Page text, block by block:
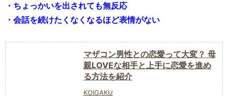
・ちょっかいを出されても無反応
・会話を続けたくなくなるほど表情がない
マザコン男性との恋愛って大変？ 母
親LOVEな相手と上手に恋愛を進め
る方法を紹介
KOIGAKU